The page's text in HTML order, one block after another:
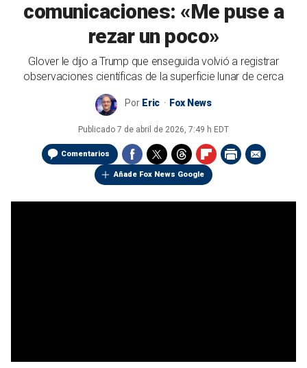
comunicaciones: «Me puse a
rezar un poco»
Glover le dijo a Trump que enseguida volvió a registrar
observaciones científicas de la superficie lunar de cerca
Por Eric Fox News
Publicado 7 de abril de 2026, 7:49 h EDT
Comentarios
Añade Fox News Google